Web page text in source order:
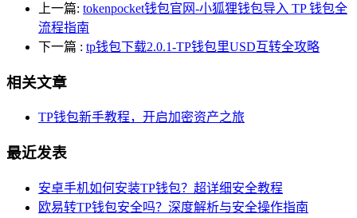
上一篇: tokenpocket钱包官网-小狐狸钱包导入 TP 钱包全
流程指南
下一篇 : tp钱包下载2.0.1-TP钱包里USD互转全攻略
相关文章
TP钱包新手教程，开启加密资产之旅
最近发表
安卓手机如何安装TP钱包？超详细安全教程
欧易转TP钱包安全吗？深度解析与安全操作指南